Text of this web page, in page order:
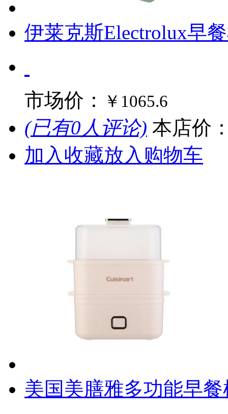
伊莱克斯Electrolux早
市场价： ￥1065.6
(已有0人评论) 本店价
加入收藏放入购物车
美国美膳雅多功能早餐